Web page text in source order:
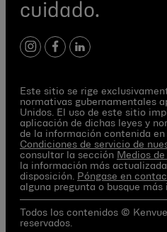
cuidado.
instagram
facebook
linkedin
Este sitio se rige
normativas gubernamentales
Unidos. El uso de este sitio
aplicación de dichas leyes y
de la información contenida
Condiciones de servicio de
consultar la sección Medios
la información más
disposición.
Póngase en
alguna pregunta o busque
Todos los contenidos ©
reservados.